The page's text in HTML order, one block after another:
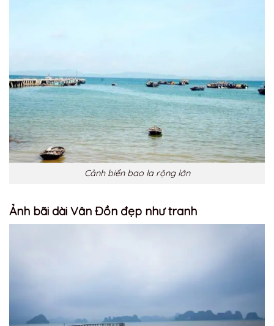
Cảnh biển bao la rộng lớn
Ảnh bãi dài Vân Đồn đẹp như tranh